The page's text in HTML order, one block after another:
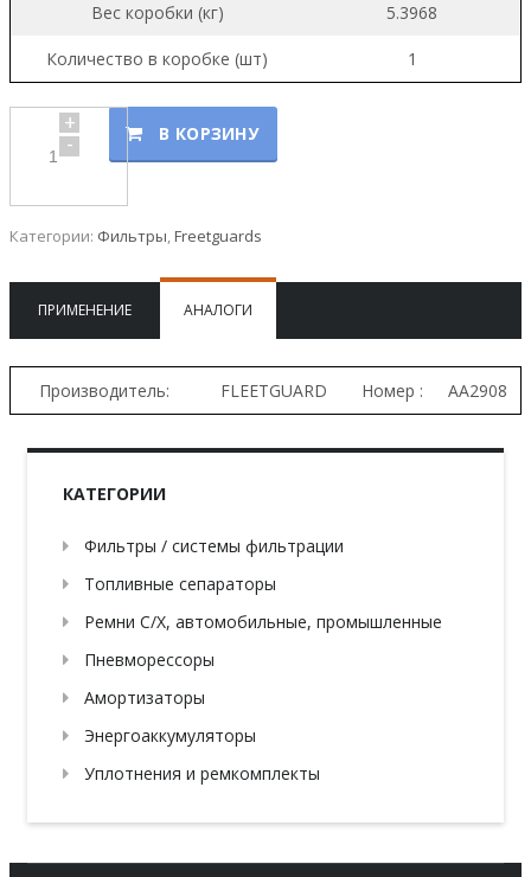
Вес коробки (кг) 5.3968
Количество в коробке (шт) 1
+
- В КОРЗИНУ
Категории: Фильтры,Freetguards
ПРИМЕНЕНИЕ АНАЛОГИ
Производитель: FLEETGUARD Номер : AA2908
КАТЕГОРИИ
Фильтры / системы фильтрации
Топливные сепараторы
Ремни С/Х, автомобильные, промышленные
Пневморессоры
Амортизаторы
Энергоаккумуляторы
Уплотнения и ремкомплекты